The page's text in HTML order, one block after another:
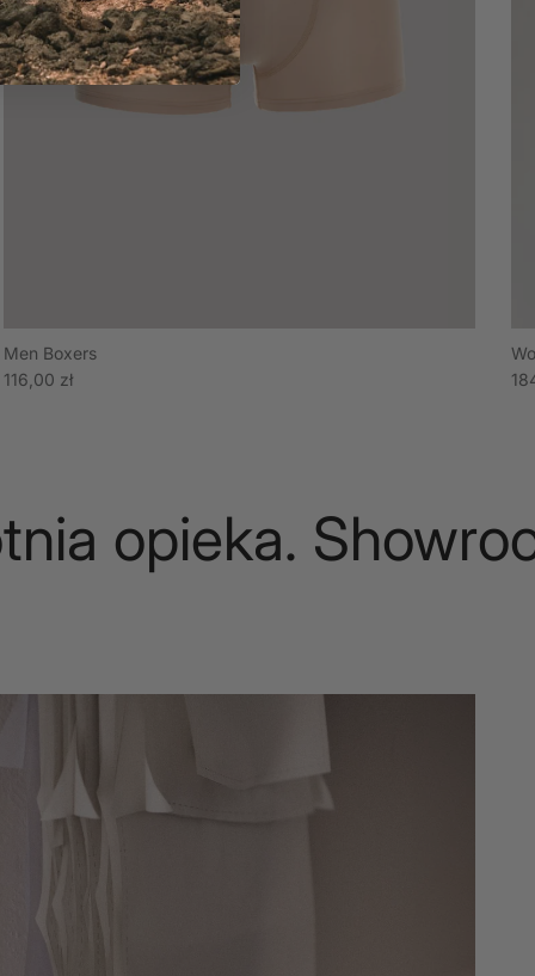
Men Boxers
Cena regularna
116,00 zł
Showroom.